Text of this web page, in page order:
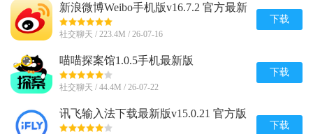
新浪微博Weibo手机版v16.7.2 官方最新
版
社交聊天 / 223.4M / 26-07-16
下载
喵喵探案馆1.0.5手机最新版
社交聊天 / 44.4M / 26-07-22
下载
讯飞输入法下载最新版v15.0.21 官方版
下载